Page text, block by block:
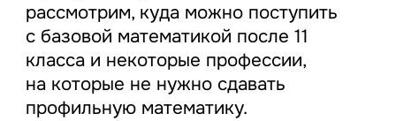
рассмотрим, куда можно поступить
с базовой математикой после 11
класса и некоторые профессии,
на которые не нужно сдавать
профильную математику.